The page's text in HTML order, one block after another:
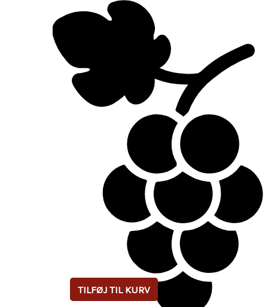
TILFØJ TIL KURV